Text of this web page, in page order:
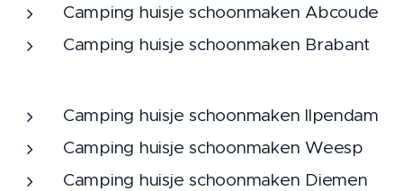
Camping huisje schoonmaken Abcoude
Camping huisje schoonmaken Brabant
Camping huisje schoonmaken Ilpendam
Camping huisje schoonmaken Weesp
Camping huisje schoonmaken Diemen